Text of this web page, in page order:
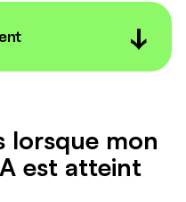
ils servent des
des
de côté une partie de
lorsque mon
est atteint